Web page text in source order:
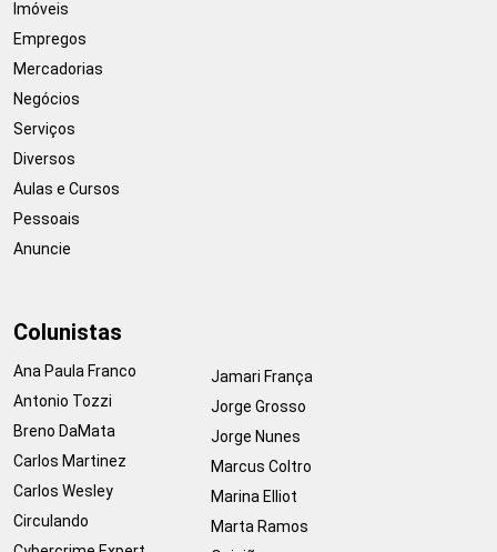
Imóveis
Empregos
Mercadorias
Negócios
Serviços
Diversos
Aulas e Cursos
Pessoais
Anuncie
Colunistas
Ana Paula Franco
Antonio Tozzi
Breno DaMata
Carlos Martinez
Carlos Wesley
Circulando
Jamari França
Jorge Grosso
Jorge Nunes
Marcus Coltro
Marina Elliot
Marta Ramos